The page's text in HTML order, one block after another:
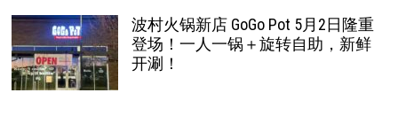
波村火锅新店 GoGo Pot 5月2日隆重
登场！一人一锅＋旋转自助，新鲜
开涮！